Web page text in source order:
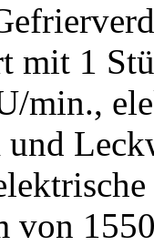
mit 1
min.,
von